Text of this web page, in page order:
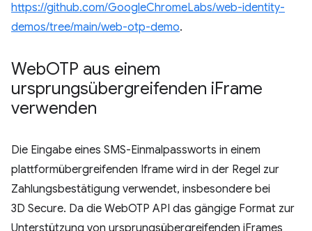
https://github.com/GoogleChromeLabs/web-identity-
demos/tree/main/web-otp-demo.
WebOTP aus einem
ursprungsübergreifenden iFrame
verwenden
Die Eingabe eines SMS-Einmalpassworts in einem
plattformübergreifenden Iframe wird in der Regel zur
Zahlungsbestätigung verwendet, insbesondere bei
3D Secure. Da die WebOTP API das gängige Format zur